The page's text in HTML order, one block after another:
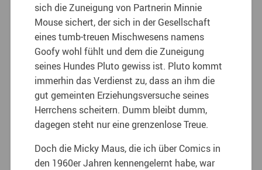
sich die Zuneigung von Partnerin Minnie
Mouse sichert, der sich in der Gesellschaft
eines tumb-treuen Mischwesens namens
Goofy wohl fühlt und dem die Zuneigung
seines Hundes Pluto gewiss ist. Pluto kommt
immerhin das Verdienst zu, dass an ihm die
gut gemeinten Erziehungsversuche seines
Herrchens scheitern. Dumm bleibt dumm,
dagegen steht nur eine grenzenlose Treue.
Doch die Micky Maus, die ich über Comics in
den 1960er Jahren kennengelernt habe, war